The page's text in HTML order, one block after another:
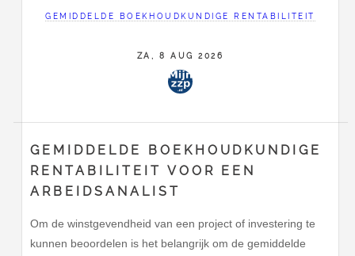
berekeningen
GEMIDDELDE BOEKHOUDKUNDIGE RENTABILITEIT
ZA, 8 AUG 2026
GEMIDDELDE BOEKHOUDKUNDIGE
RENTABILITEIT VOOR EEN
ARBEIDSANALIST
Om de winstgevendheid van een project of investering te
kunnen beoordelen is het belangrijk om de gemiddelde